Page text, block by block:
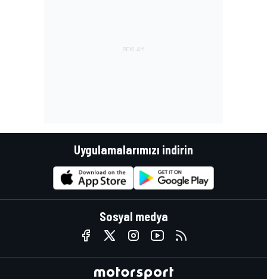
Uygulamalarımızı indirin
Sosyal medya